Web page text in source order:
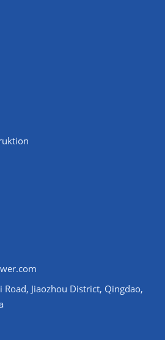
Jiaozhou District, Qingdao,